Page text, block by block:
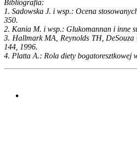
Bibliografia:
1. Sadowska J. i wsp.: Ocena
350.
2. Kania M. i wsp.: Glukomannan i inne
3. Hallmark MA, Reynolds TH,
144, 1996.
4. Platta A.: Rola diety bogatoresztkowej